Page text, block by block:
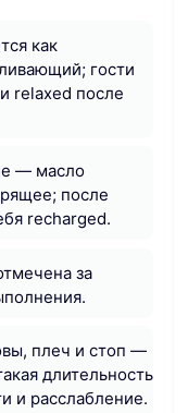
как
гости
relaxed после
— масло
после
recharged.
за
плеч и стоп —
длительность
и расслабление.